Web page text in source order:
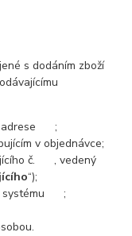
s dodáním zboží
adrese ;
v objednávce;
č. , vedený
“);
systému ;